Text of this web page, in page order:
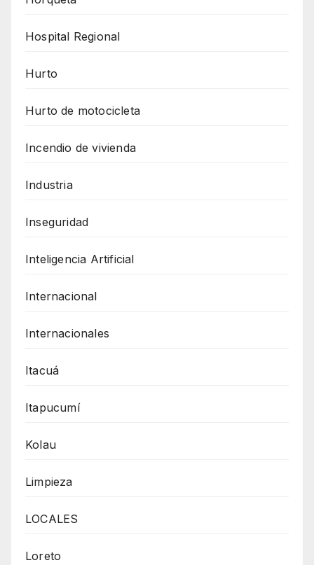
Hospital Regional
Hurto
Hurto de motocicleta
Incendio de vivienda
Industria
Inseguridad
Inteligencia Artificial
Internacional
Internacionales
Itacuá
Itapucumí
Kolau
Limpieza
LOCALES
Loreto